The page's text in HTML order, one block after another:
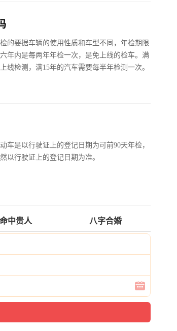
的要据车辆的使用性质和车型不同，年检期限
年内是每两年年检一次，是免上线的检车。满
线检测，满15年的汽车需要每半年检测一次。
车是以行驶证上的登记日期为可前90天年检，
以行驶证上的登记日期为准。
命中贵人 八字合婚